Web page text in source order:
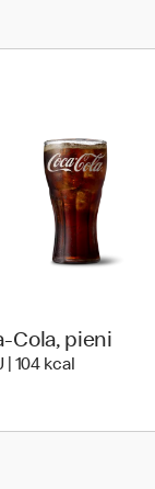
Cola, pieni
| 104 kcal